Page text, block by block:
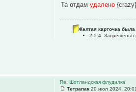
Та отдамудалено
Желтая карточка была
2.5.4. Запрещены
Re: Шотландская флудилка
Тетрапак 20 июл 2024, 20:01